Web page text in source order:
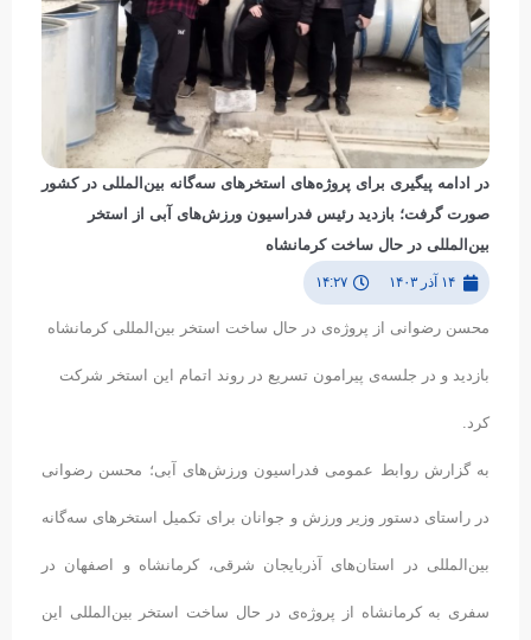
در ادامه پیگیری برای پروژه‌های استخرهای سه‌گانه بین‌المللی در کشور
صورت گرفت؛ بازدید رئیس فدراسیون ورزش‌های آبی از ‌استخر
بین‌المللی در حال ساخت کرمانشاه
۱۴ آذر ۱۴۰۳ ۱۴:۲۷
محسن رضوانی از ‌‌پروژه‌ی در حال ساخت استخر بین‌المللی کرمانشاه
بازدید و در جلسه‌ی پیرامون تسریع در روند اتمام این استخر شرکت
کرد.
به گزارش روابط عمومی فدراسیون ورزش‌های آبی؛ محسن رضوانی
در راستای دستور وزیر ورزش و جوانان برای تکمیل استخرهای سه‌گانه
بین‌المللی در استان‌های آذربایجان شرقی، کرمانشاه و اصفهان در
سفری به کرمانشاه از پروژه‌ی در حال ساخت استخر بین‌المللی این